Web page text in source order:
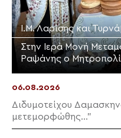
Ι.Μ. Λαρίσης και
Στην Ιερά Μονή
Ραψάνης ο
06.08.2026
Διδυμοτείχου
μετεμορφώθης…”